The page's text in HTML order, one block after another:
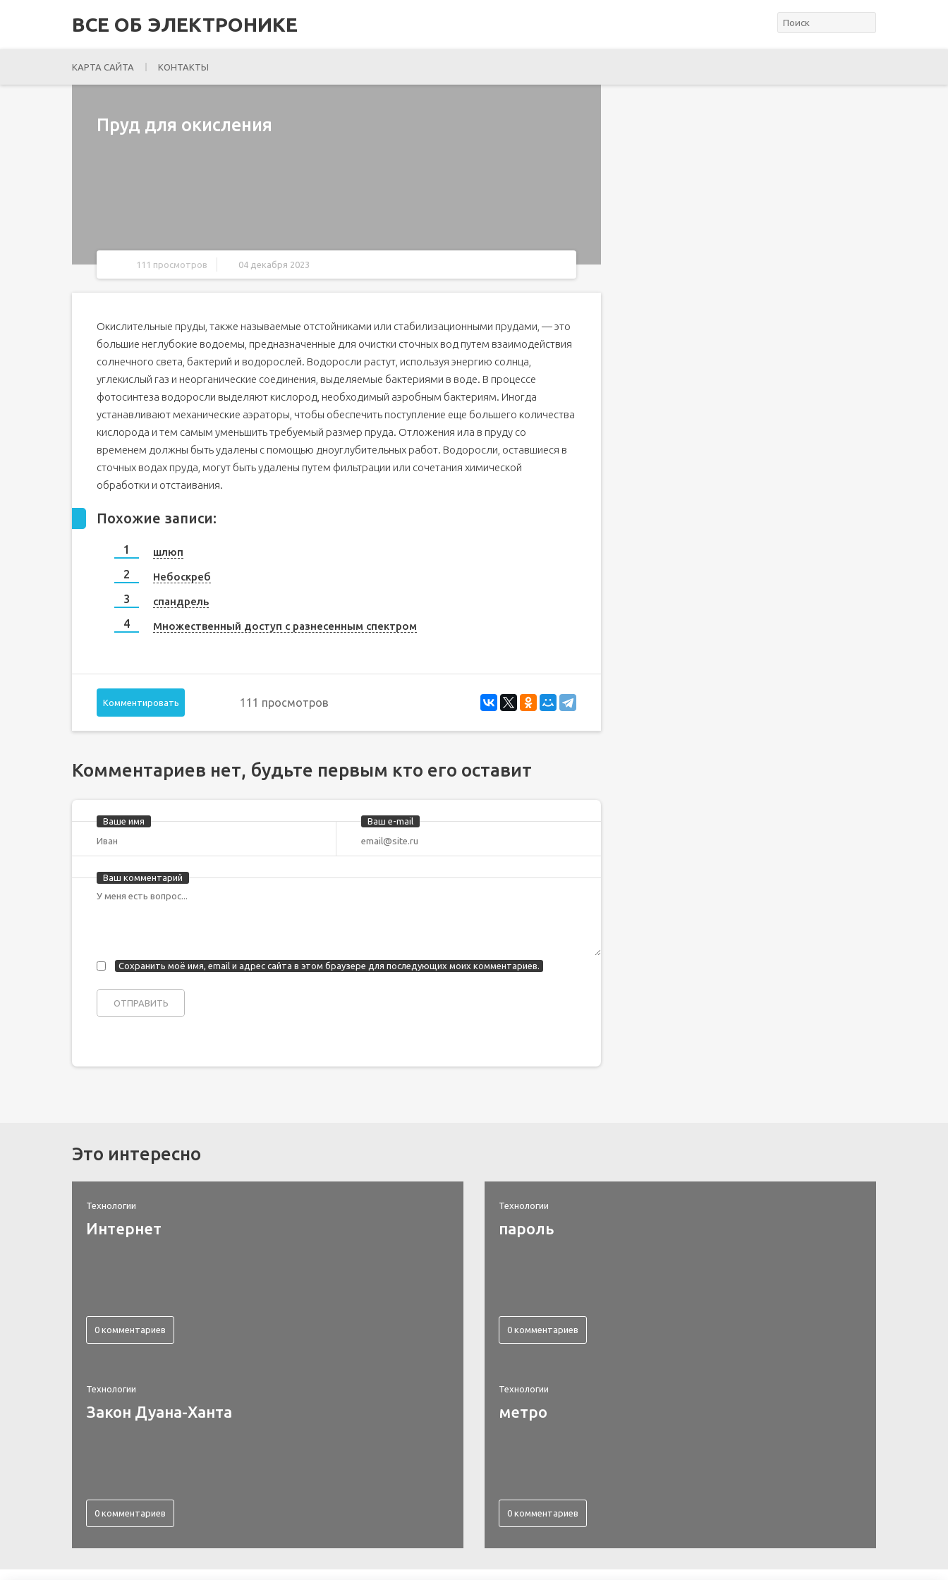
ВСЕ ОБ ЭЛЕКТРОНИКЕ
КАРТА САЙТА КОНТАКТЫ
Пруд для окисления
111 просмотров 04 декабря 2023
Окислительные пруды, также называемые отстойниками или стабилизационными прудами, — это
большие неглубокие водоемы, предназначенные для очистки сточных вод путем взаимодействия
солнечного света, бактерий и водорослей. Водоросли растут, используя энергию солнца,
углекислый газ и неорганические соединения, выделяемые бактериями в воде. В процессе
фотосинтеза водоросли выделяют кислород, необходимый аэробным бактериям. Иногда
устанавливают механические аэраторы, чтобы обеспечить поступление еще большего количества
кислорода и тем самым уменьшить требуемый размер пруда. Отложения ила в пруду со
временем должны быть удалены с помощью дноуглубительных работ. Водоросли, оставшиеся в
сточных водах пруда, могут быть удалены путем фильтрации или сочетания химической
обработки и отстаивания.
Похожие записи:
шлюп
Небоскреб
спандрель
Множественный доступ с разнесенным спектром
Комментировать 111 просмотров
Комментариев нет, будьте первым кто его оставит
Ваше имя Ваш e-mail
Ваш комментарий
Сохранить моё имя, email и адрес сайта в этом браузере для последующих моих комментариев.
Это интересно
Технологии
Интернет
0 комментариев
Технологии
пароль
0 комментариев
Технологии
Закон Дуана-Ханта
0 комментариев
Технологии
метро
0 комментариев